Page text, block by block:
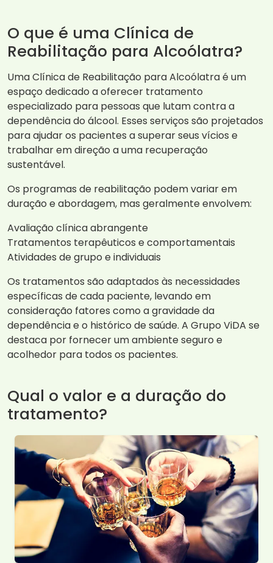
O que é uma Clínica de
Reabilitação para Alcoólatra?
Uma Clínica de Reabilitação para Alcoólatra é um
espaço dedicado a oferecer tratamento
especializado para pessoas que lutam contra a
dependência do álcool. Esses serviços são projetados
para ajudar os pacientes a superar seus vícios e
trabalhar em direção a uma recuperação
sustentável.
Os programas de reabilitação podem variar em
duração e abordagem, mas geralmente envolvem:
Avaliação clínica abrangente
Tratamentos terapêuticos e comportamentais
Atividades de grupo e individuais
Os tratamentos são adaptados às necessidades
específicas de cada paciente, levando em
consideração fatores como a gravidade da
dependência e o histórico de saúde. A Grupo ViDA se
destaca por fornecer um ambiente seguro e
acolhedor para todos os pacientes.
Qual o valor e a duração do
tratamento?